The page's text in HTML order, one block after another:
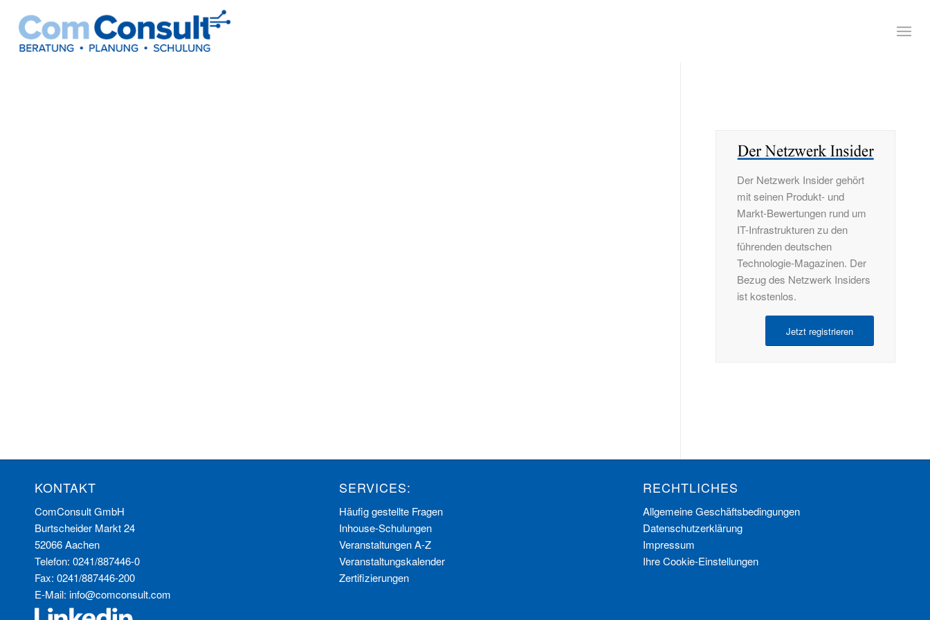
Der Netzwerk Insider gehört
mit seinen Produkt- und
Markt-Bewertungen rund um
IT-Infrastrukturen zu den
führenden deutschen
Technologie-Magazinen. Der
Bezug des Netzwerk Insiders
ist kostenlos.
Jetzt registrieren
KONTAKT
ComConsult GmbH
Burtscheider Markt 24
52066 Aachen
Telefon: 0241/887446-0
Fax: 0241/887446-200
E-Mail: info@comconsult.com
SERVICES:
Häufig gestellte Fragen
Inhouse-Schulungen
Veranstaltungen A-Z
Veranstaltungskalender
Zertifizierungen
RECHTLICHES
Allgemeine Geschäftsbedingungen
Datenschutzerklärung
Impressum
Ihre Cookie-Einstellungen